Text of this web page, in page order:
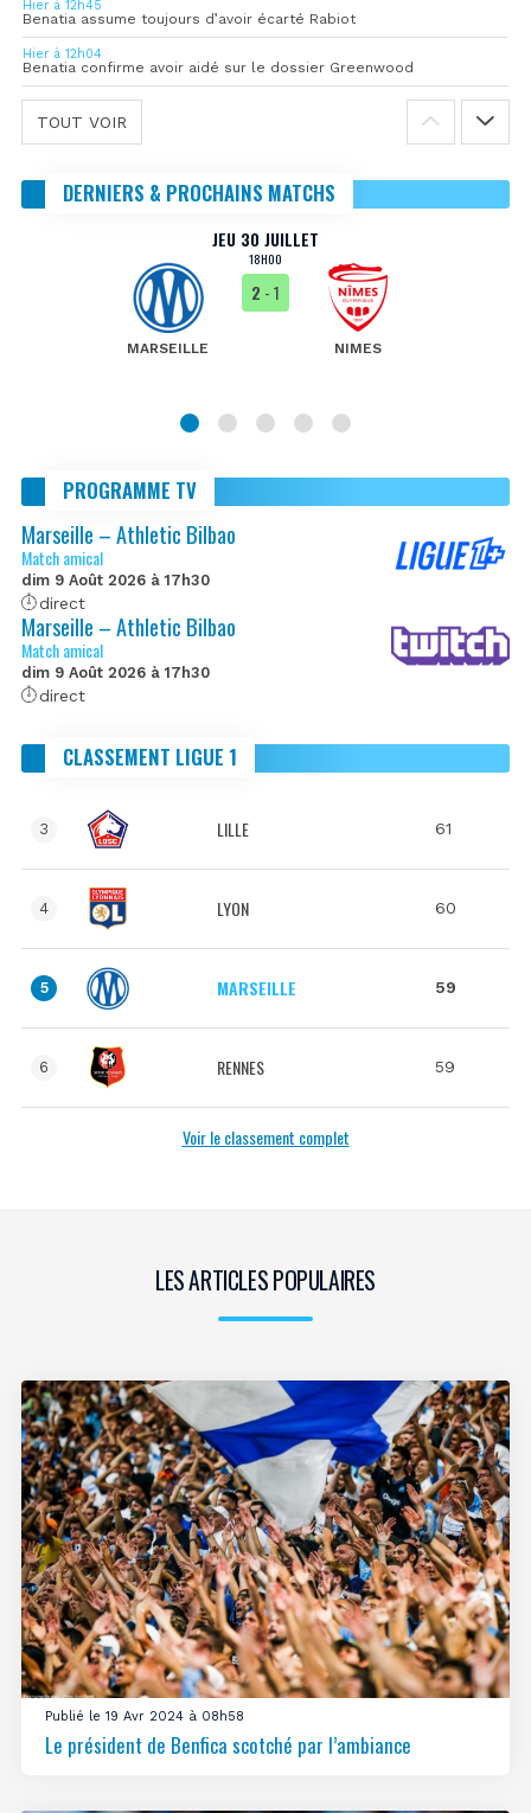
Hier à 12h45
Benatia assume toujours d’avoir écarté Rabiot
Hier à 12h04
Benatia confirme avoir aidé sur le dossier Greenwood
TOUT VOIR
DERNIERS & PROCHAINS MATCHS
JEU 30 JUILLET
18H00
MARSEILLE
2 - 1
NIMES
PROGRAMME TV
Marseille – Athletic Bilbao
Match amical
dim 9 Août 2026 à 17h30
direct
Marseille – Athletic Bilbao
Match amical
dim 9 Août 2026 à 17h30
direct
CLASSEMENT LIGUE 1
3 LILLE 61
4 LYON 60
5 MARSEILLE 59
6 RENNES 59
Voir le classement complet
LES ARTICLES POPULAIRES
Publié le 19 Avr 2024 à 08h58
Le président de Benfica scotché par l’ambiance